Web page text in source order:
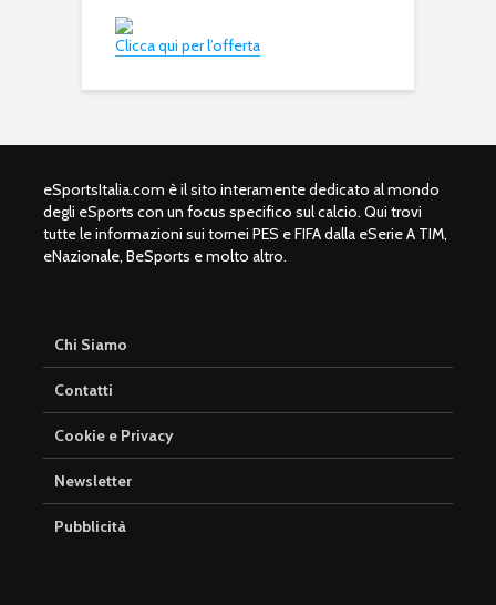
Clicca qui per l’offerta
eSportsItalia.com è il sito interamente dedicato al mondo
degli eSports con un focus specifico sul calcio. Qui trovi
tutte le informazioni sui tornei PES e FIFA dalla eSerie A TIM,
eNazionale, BeSports e molto altro.
Chi Siamo
Contatti
Cookie e Privacy
Newsletter
Pubblicità